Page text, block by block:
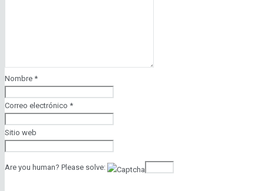
Nombre *
Correo electrónico *
Sitio web
Are you human? Please solve: